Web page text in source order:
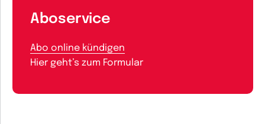
Aboservice
Abo online kündigen
Hier geht’s zum Formular